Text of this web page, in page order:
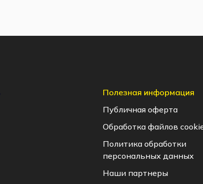
Полезная информация
Публичная оферта
Обработка файлов
Политика обработки
персональных данных
Наши партнеры